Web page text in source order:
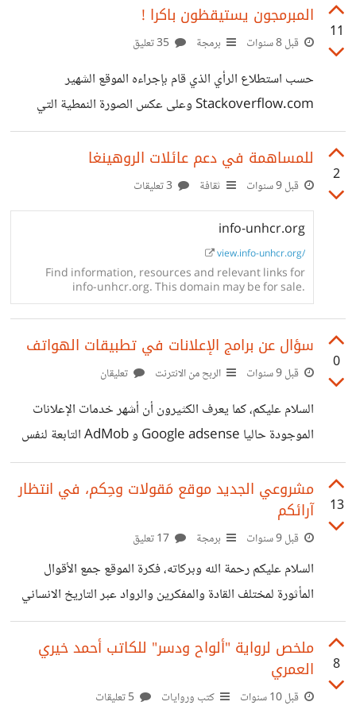
https://www.daolf.com/posts/best-
programming-books
11
المبرمجون يستيقظون باكرا !
قبل 8 سنوات برمجة
حسب استطلاع الرأي الذي قام بإجراءه الموقع الشهير
Stackoverflow.com وعلى عكس الصورة النمطية التي
تدعي ان المبرمجون كائنات ليلية :) جاء بيان أن حوالي %29
وكتحليل بسيط أظن أن غالبية المبرمجون يعتبرون أن البرمجة
هواية أكثر حرفة يسترزقون منها وبالتالي يبدأون يومهم أكثر
حماسة وتشوقا للجديد. و هذا جاء واضحا في أحد الأسئلة حيث
أن أكثر من %80 من الأشخاص الذين تم استجوابهم
2
للمساهمة في دعم عائلات الروهينغا
قبل 9 سنوات ثقافة
info-unhcr.org
view.info-unhcr.org/
Find information, resources and relevant links for
info-unhcr.org. This domain may be for sale.
0
سؤال عن برامج الإعلانات في تطبيقات الهواتف
قبل 9 سنوات الربح من الانترنت تعليقان
السلام عليكم، كما يعرف الكثيرون أن أشهر خدمات الإعلانات
الموجودة حاليا Google adsense و AdMob التابعة لنفس
الشركة أيضا. سؤالي هل توجد وسائل جادة منافسة يمكن
الإعتماد عليها؟ سيقول بعضهم لماذا لا تجرب الخدمات المذكورة،
حسب أهل التجربة هنالك الكثير من المساوئ كظهور الإعلانات
المخالفة للشريعة الإسلامية (إعلانات الخمور، القمار..) حيث
لايمكنك التحكم بها 100% *أتمنى لو يشاركنا أحدهم تجربته
في هذا المجال*
13
مشروعي الجديد موقع مَقولات وحِكم، في انتظار
آرائكم
قبل 9 سنوات برمجة
السلام عليكم رحمة الله وبركاته، فكرة الموقع جمع الأقوال
المأثورة لمختلف القادة والمفكرين والرواد عبر التاريخ الانساني
يتم عرضها على شكل عبارات موجزة بهدف الاستفادة من تجارب
الآخرين واقتفاء الحكمة منها. الموقع حاليا يحتوي على
التصنيفات . **المميزات:** * بساطة التصميم * عرض مقولة
8
ملخص لرواية "ألواح ودسر" للكاتب أحمد خيري
العمري
قبل 10 سنوات كتب وروايات